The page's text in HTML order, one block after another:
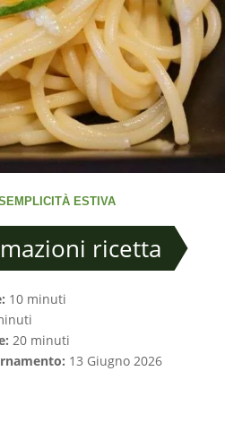
ESTIVA
ricetta
10 minuti
20 minuti
13 Giugno 2026